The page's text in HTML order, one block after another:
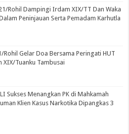
Rohil Dampingi Irdam XIX/TT Dan Waka
Peninjauan Serta Pemadam Karhutla
Rohil Gelar Doa Bersama Peringati HUT
XIX/Tuanku Tambusai
Sukses Menangkan PK di Mahkamah
Klien Kasus Narkotika Dipangkas 3